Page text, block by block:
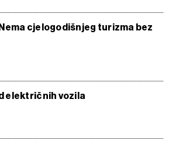
cjelogodišnjeg turizma bez
električnih vozila